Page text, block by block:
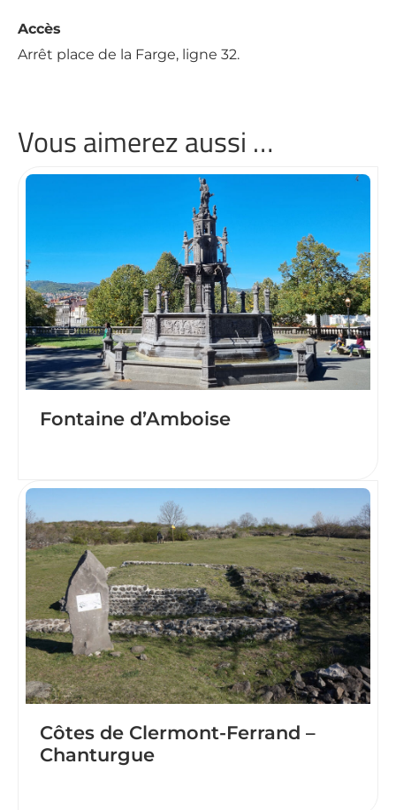
Accès
Arrêt place de la Farge, ligne 32.
Vous aimerez aussi …
Fontaine d’Amboise
Côtes de Clermont-Ferrand –
Chanturgue